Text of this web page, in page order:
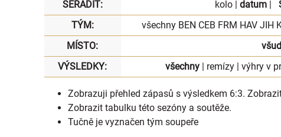
SEŘADIT:
kolo| datum|
TÝM:
všechny BEN CEB FRM HAV JIH
MÍSTO:
VÝSLEDKY:
všechny| remízy| výhry v
Zobrazuji přehled zápasů s výsledkem 6:3.
Zobrazit tabulku této sezóny a soutěže.
Tučně je vyznačen tým soupeře